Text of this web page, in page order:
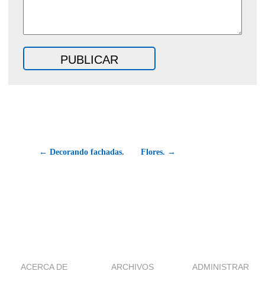
← Decorando fachadas. Flores. →
ACERCA DE ARCHIVOS ADMINISTRAR